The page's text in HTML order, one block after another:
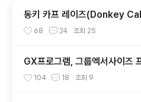
동키 카프 레이즈(Donkey
종아리운동. 퍼스널트레이너강
68 24 조회 25
GX프로그램, 그룹엑서사이즈
란??104 18 조회 9